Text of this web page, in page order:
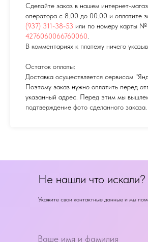
Сделайте заказ в нашем интернет-
оператора с 8.00 до 00.00 и оплатите
(937) 311-38-53 или по номеру карты №
4276060066760060
В комментариях к платежу ничего
Остаток оплаты:
Доставка осуществляется сервисом
Поэтому заказ нужно оплатить перед
указанный адрес. Перед этим мы
подтверждение фото сделанного заказа.
Не нашли что искали?
Укажите свои контактные данные и мы